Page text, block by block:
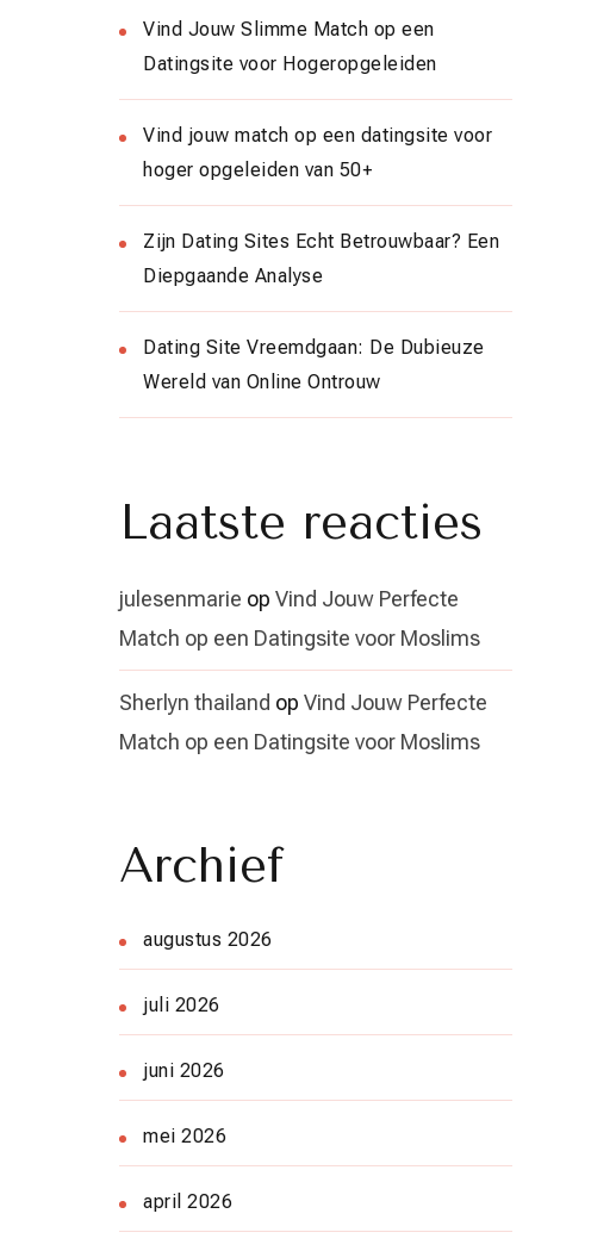
Vind Jouw Slimme Match op een
Datingsite voor Hogeropgeleiden
Vind jouw match op een datingsite voor
hoger opgeleiden van 50+
Zijn Dating Sites Echt Betrouwbaar? Een
Diepgaande Analyse
Dating Site Vreemdgaan: De Dubieuze
Wereld van Online Ontrouw
Laatste reacties
julesenmarie op Vind Jouw Perfecte
Match op een Datingsite voor Moslims
Sherlyn thailand op Vind Jouw Perfecte
Match op een Datingsite voor Moslims
Archief
augustus 2026
juli 2026
juni 2026
mei 2026
april 2026